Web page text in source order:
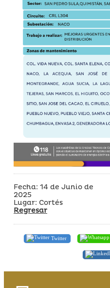
Fecha: 14 de Junio de
2025
Lugar: Cortés
Regresar
Twitter